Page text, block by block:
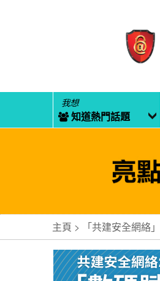
我想
知道熱門話題
主頁 「共建安全網絡